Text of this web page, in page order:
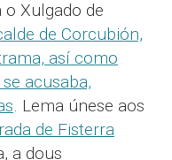
o Xulgado de
de Corcubión,
así como
acusaba,
. Lema únese aos
de Fisterra
a dous